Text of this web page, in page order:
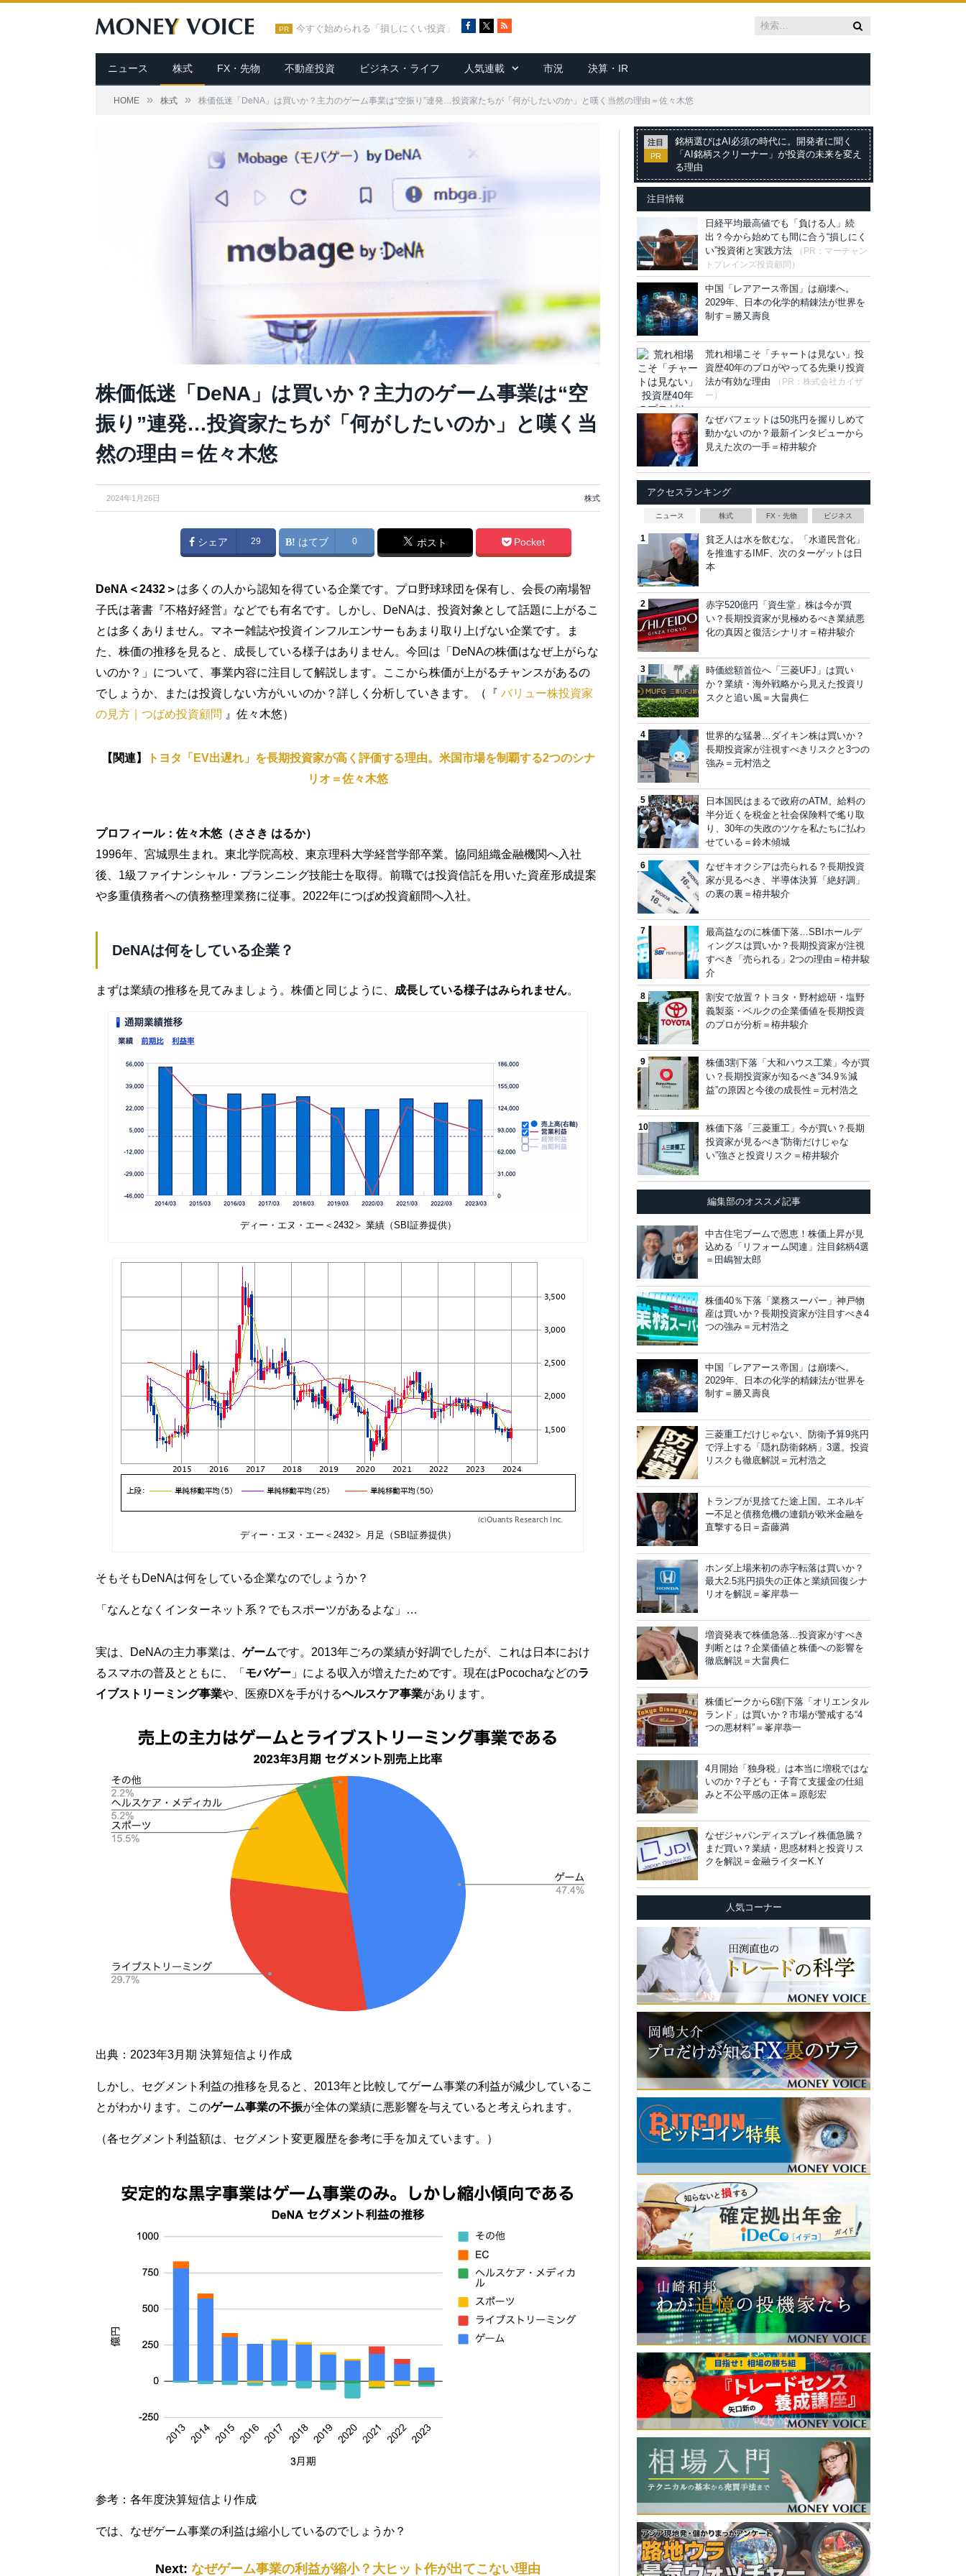
PR 今すぐ始められる「損しにくい投資」
c
e
b
o
R
S
ニュース 株式 FX・先物 不動産投資 ビジネス・ライフ 人気連載 市況 決算・IR
HOME » 株式 » 株価低迷「DeNA」は買いか？主力のゲーム事業は“空振り”連発…投資家たちが「何がしたいのか」と嘆く当然の理由＝佐々木悠
株価低迷「DeNA」は買いか？主力のゲーム事業は“空
振り”連発…投資家たちが「何がしたいのか」と嘆く当
然の理由＝佐々木悠
2024年1月26日 株式
シェア 29 はてブ 0 ポスト Pocket
DeNA＜2432＞ は多くの人から認知を得ている企業です。プロ野球球団を保有し、会長の南場智
子氏は著書『不格好経営』などでも有名です。しかし、DeNAは、投資対象として話題に上がるこ
とは多くありません。マネー雑誌や投資インフルエンサーもあまり取り上げない企業です。ま
た、株価の推移を見ると、成長している様子はありません。今回は「DeNAの株価はなぜ上がらな
いのか？」について、事業内容に注目して解説します。ここから株価が上がるチャンスがあるの
でしょうか、または投資しない方がいいのか？詳しく分析していきます。（『 バリュー株投資家
の見方｜つばめ投資顧問 』佐々木悠）
【関連】
トヨタ「EV出遅れ」を長期投資家が高く評価する理由。米国市場を制覇する2つのシナ
リオ＝佐々木悠
プロフィール：佐々木悠（ささき はるか）
1996年、宮城県生まれ。東北学院高校、東京理科大学経営学部卒業。協同組織金融機関へ入社
後、1級ファイナンシャル・プランニング技能士を取得。前職では投資信託を用いた資産形成提案
や多重債務者への債務整理業務に従事。2022年につばめ投資顧問へ入社。
DeNAは何をしている企業？
まずは業績の推移を見てみましょう。株価と同じように、 成長している様子はみられません。
ディー・エヌ・エー＜2432＞ 業績（SBI証券提供）
ディー・エヌ・エー＜2432＞ 月足（SBI証券提供）
そもそもDeNAは何をしている企業なのでしょうか？
「なんとなくインターネット系？でもスポーツがあるよな」…
実は、DeNAの主力事業は、 ゲームです。2013年ごろの業績が好調でしたが、これは日本におけ
るスマホの普及とともに、「 モバゲー 」による収入が増えたためです。現在はPocochaなどのラ
イブストリーミング事業や、医療DXを手がけるヘルスケア事業があります。
出典：2023年3月期 決算短信より作成
しかし、セグメント利益の推移を見ると、2013年と比較してゲーム事業の利益が減少しているこ
とがわかります。このゲーム事業の不振が全体の業績に悪影響を与えていると考えられます。
（各セグメント利益額は、セグメント変更履歴を参考に手を加えています。）
参考：各年度決算短信より作成
では、なぜゲーム事業の利益は縮小しているのでしょうか？
Next: なぜゲーム事業の利益が縮小？大ヒット作が出てこない理由
注目
PR
銘柄選びはAI必須の時代に。開発者に聞く
「AI銘柄スクリーナー」が投資の未来を変え
る理由
注目情報
日経平均最高値でも「負ける人」続
出？今から始めても間に合う“損しにく
い”投資術と実践方法
（PR：マーチャン
トブレインズ投資顧問）
中国「レアアース帝国」は崩壊へ。
2029年、日本の化学的精錬法が世界を
制す＝勝又壽良
荒れ相場こそ「チャートは見ない」投
資歴40年のプロがやってる先乗り投資
法が有効な理由
（PR：株式会社カイザ
ー）
なぜバフェットは50兆円を握りしめて
動かないのか？最新インタビューから
見えた次の一手＝栫井駿介
アクセスランキング
ニュース 株式 FX・先物 ビジネス
貧乏人は水を飲むな。「水道民営化」
を推進するIMF、次のターゲットは日
本
赤字520億円「資生堂」株は今が買
い？長期投資家が見極めるべき業績悪
化の真因と復活シナリオ＝栫井駿介
時価総額首位へ「三菱UFJ」は買い
か？業績・海外戦略から見えた投資リ
スクと追い風＝大畠典仁
世界的な猛暑…ダイキン株は買いか？
長期投資家が注視すべきリスクと3つの
強み＝元村浩之
日本国民はまるで政府のATM。給料の
半分近くを税金と社会保険料で毟り取
り、30年の失政のツケを私たちに払わ
せている＝鈴木傾城
なぜキオクシアは売られる？長期投資
家が見るべき、半導体決算「絶好調」
の裏の裏＝栫井駿介
最高益なのに株価下落…SBIホールデ
ィングスは買いか？長期投資家が注視
すべき「売られる」2つの理由＝栫井駿
介
割安で放置？トヨタ・野村総研・塩野
義製薬・ベルクの企業価値を長期投資
のプロが分析＝栫井駿介
株価3割下落「大和ハウス工業」今が買
い？長期投資家が知るべき“34.9％減
益”の原因と今後の成長性＝元村浩之
株価下落「三菱重工」今が買い？長期
投資家が見るべき“防衛だけじゃな
い”強さと投資リスク＝栫井駿介
編集部のオススメ記事
中古住宅ブームで恩恵！株価上昇が見
込める「リフォーム関連」注目銘柄4選
＝田嶋智太郎
株価40％下落「業務スーパー」神戸物
産は買いか？長期投資家が注目すべき4
つの強み＝元村浩之
中国「レアアース帝国」は崩壊へ。
2029年、日本の化学的精錬法が世界を
制す＝勝又壽良
三菱重工だけじゃない、防衛予算9兆円
で浮上する「隠れ防衛銘柄」3選。投資
リスクも徹底解説＝元村浩之
トランプが見捨てた途上国。エネルギ
ー不足と債務危機の連鎖が欧米金融を
直撃する日＝斎藤満
ホンダ上場来初の赤字転落は買いか？
最大2.5兆円損失の正体と業績回復シナ
リオを解説＝峯岸恭一
増資発表で株価急落…投資家がすべき
判断とは？企業価値と株価への影響を
徹底解説＝大畠典仁
株価ピークから6割下落「オリエンタル
ランド」は買いか？市場が警戒する“4
つの悪材料”＝峯岸恭一
4月開始「独身税」は本当に増税ではな
いのか？子ども・子育て支援金の仕組
みと不公平感の正体＝原彰宏
なぜジャパンディスプレイ株価急騰？
まだ買い？業績・思惑材料と投資リス
クを解説＝金融ライターK.Y
人気コーナー